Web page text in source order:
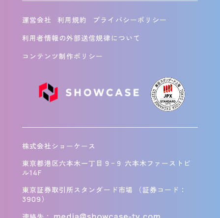
運営会社 利用規約
プライバシーポリシー
利用者情報の外部送信規律について
コンテンツ制作ポリシー
株式会社ショーケース
東京都港区六本木一丁目９−９ 六本木ファーストビ
ル14F
東京証券取引所スタンダード市場 （証券コード：
3909）